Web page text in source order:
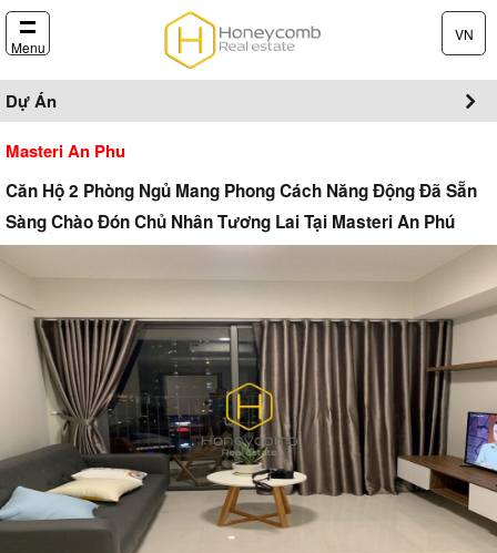
Menu
VN
Dự Án
Masteri An Phu
Căn Hộ 2 Phòng Ngủ Mang Phong Cách Năng Động Đã Sẵn
Sàng Chào Đón Chủ Nhân Tương Lai Tại Masteri An Phú